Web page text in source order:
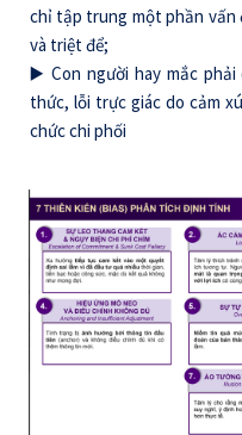
chỉ tập trung một phần vấn
và triệt để;
▶️ Con người hay mắc
thức, lỗi trực giác do cảm
chức chi phối